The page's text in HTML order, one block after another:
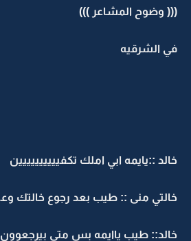
((( وضوح المشاعر )))
في الشرقيه
خالد ::يايمه ابي املك تكفيييييييييين
خالتي منى :: طيب بعد رجوع خالتك
خالد:: طيب ياايمه بس متى بيرجعوون